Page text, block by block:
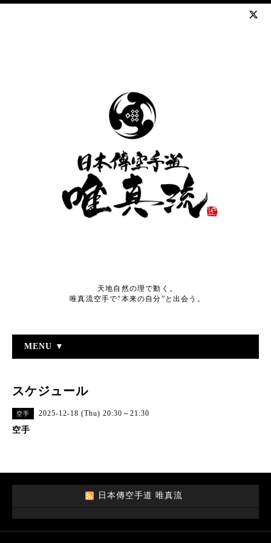
天地自然の理で動く。
唯真流空手で“本来の自分”と出会う。
MENU ▼
スケジュール
空手 2025-12-18 (Thu) 20:30～21:30
空手
日本傳空手道 唯真流